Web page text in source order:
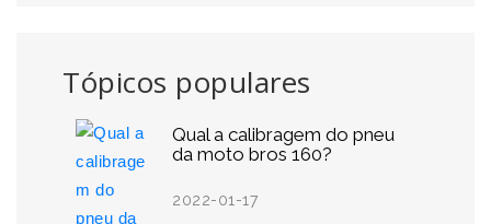
Tópicos populares
Qual a calibragem do pneu
da moto bros 160?
2022-01-17